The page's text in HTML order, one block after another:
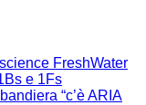
FreshWater
e 1Fs
“c’è ARIA